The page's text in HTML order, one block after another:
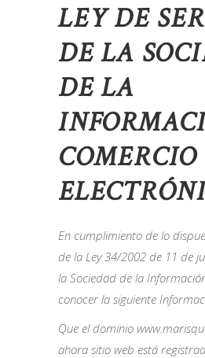
LEY DE
DE LA
DE LA
COMERCIO
En cumplimiento de lo
de la Ley 34/2002 de 11 de
la Sociedad de la
conocer la siguiente
Que el dominio
ahora sitio web está